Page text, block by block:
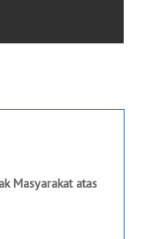
Masyarakat atas